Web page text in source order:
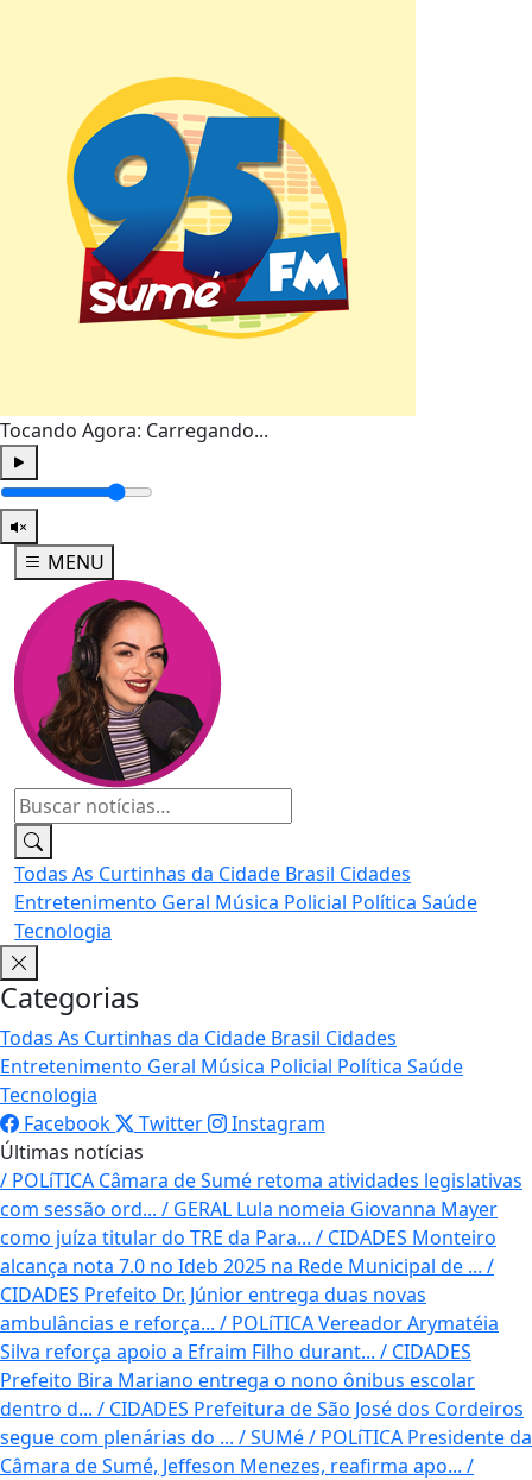
Tocando Agora: Carregando...
MENU
Todas As Curtinhas da Cidade Brasil Cidades
Entretenimento Geral Música Policial Política Saúde
Tecnologia
Categorias
Todas As Curtinhas da Cidade Brasil Cidades
Entretenimento Geral Música Policial Política Saúde
Tecnologia
Facebook
Twitter
Instagram
Últimas notícias
/ POLíTICA Câmara de Sumé retoma atividades legislativas
com sessão ord... / GERAL Lula nomeia Giovanna Mayer
como juíza titular do TRE da Para... / CIDADES Monteiro
alcança nota 7.0 no Ideb 2025 na Rede Municipal de ... /
CIDADES Prefeito Dr. Júnior entrega duas novas
ambulâncias e reforça... / POLíTICAVereador Arymatéia
Silva reforça apoio a Efraim Filho durant... / CIDADES
Prefeito Bira Mariano entrega o nono ônibus escolar
dentro d... / CIDADES Prefeitura de São José dos Cordeiros
segue com plenárias do ... /SUMé / POLíTICA Presidente da
Câmara de Sumé, Jeffeson Menezes, reafirma apo... /